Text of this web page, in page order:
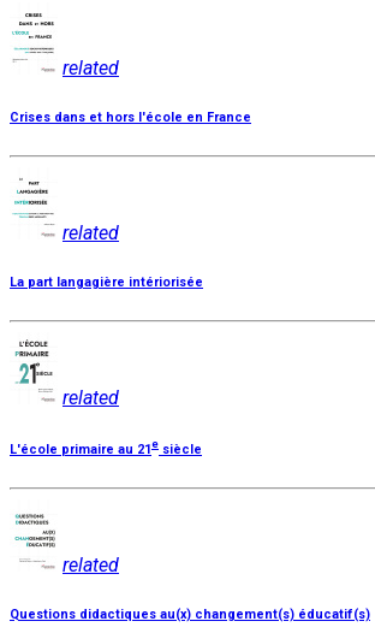
related
Crises dans et hors l'école en France
related
La part langagière intériorisée
related
L'école primaire au 21 e siècle
related
Questions didactiques au(x) changement(s) éducatif(s)